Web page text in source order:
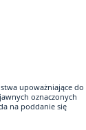
upoważniające do
oznaczonych
na poddanie się